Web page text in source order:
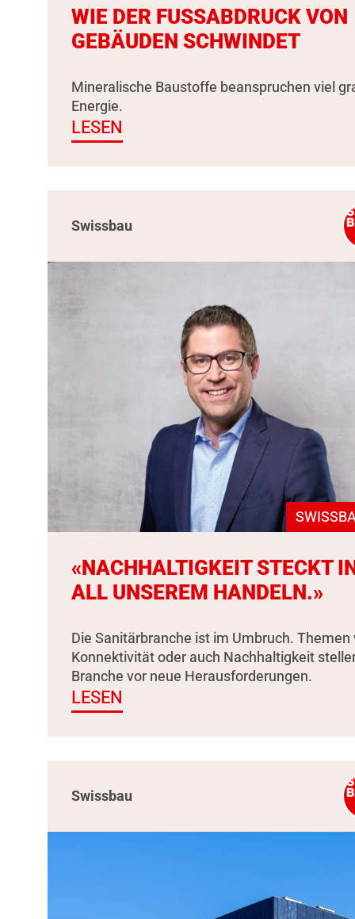
WIE DER FUSSABDRUCK VON
GEBÄUDEN SCHWINDET
Mineralische Baustoffe beanspruchen viel
Energie.
LESEN
Swissbau
«NACHHALTIGKEIT STECKT
ALL UNSEREM HANDELN.»
Die Sanitärbranche ist im Umbruch. Themen
Konnektivität oder auch Nachhaltigkeit
Branche vor neue Herausforderungen.
LESEN
Swissbau